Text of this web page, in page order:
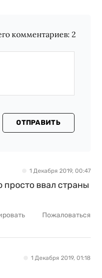
комментариев: 2
ОТПРАВИТЬ
1 Декабря 2019, 00:47
просто ввал страны
Пожаловаться
1 Декабря 2019, 01:18